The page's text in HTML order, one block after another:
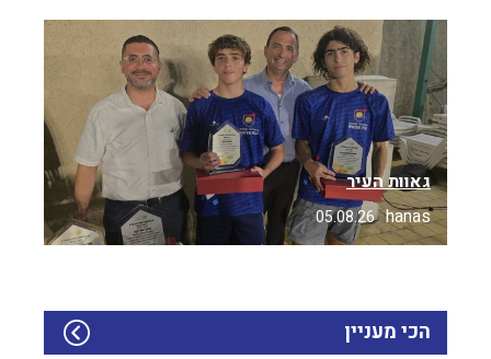
גאוות העיר
hanas
05.08.26
הכי מעניין